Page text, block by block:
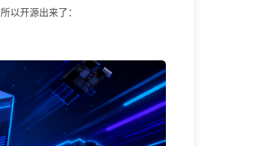
以开源出来了：